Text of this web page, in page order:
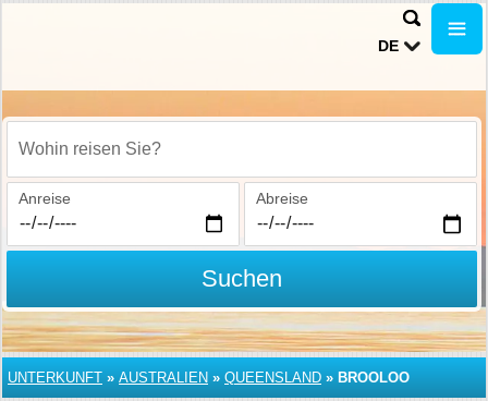
DE
Wohin reisen Sie?
Anreise Abreise
Suchen
UNTERKUNFT » AUSTRALIEN » QUEENSLAND » BROOLOO